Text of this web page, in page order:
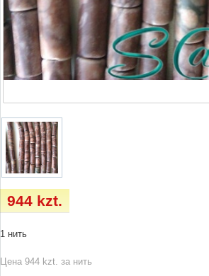
944 kzt.
1 нить
Цена 944 kzt. за нить